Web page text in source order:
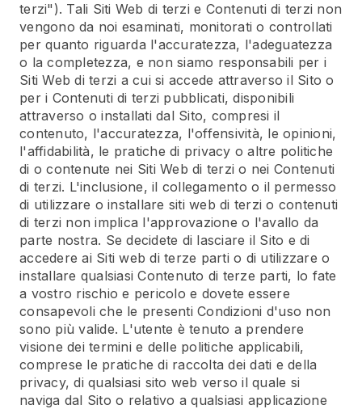
terzi"). Tali Siti Web di terzi e Contenuti di terzi non
vengono da noi esaminati, monitorati o controllati
per quanto riguarda l'accuratezza, l'adeguatezza
o la completezza, e non siamo responsabili per i
Siti Web di terzi a cui si accede attraverso il Sito o
per i Contenuti di terzi pubblicati, disponibili
attraverso o installati dal Sito, compresi il
contenuto, l'accuratezza, l'offensività, le opinioni,
l'affidabilità, le pratiche di privacy o altre politiche
di o contenute nei Siti Web di terzi o nei Contenuti
di terzi. L'inclusione, il collegamento o il permesso
di utilizzare o installare siti web di terzi o contenuti
di terzi non implica l'approvazione o l'avallo da
parte nostra. Se decidete di lasciare il Sito e di
accedere ai Siti web di terze parti o di utilizzare o
installare qualsiasi Contenuto di terze parti, lo fate
a vostro rischio e pericolo e dovete essere
consapevoli che le presenti Condizioni d'uso non
sono più valide. L'utente è tenuto a prendere
visione dei termini e delle politiche applicabili,
comprese le pratiche di raccolta dei dati e della
privacy, di qualsiasi sito web verso il quale si
naviga dal Sito o relativo a qualsiasi applicazione